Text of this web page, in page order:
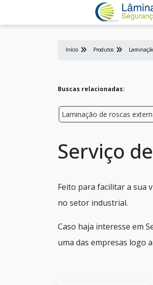
Início Produtos
Buscas relacionadas:
Laminação de roscas
Serviço
Feito para facilitar a sua
no setor industrial.
Caso haja interesse em
uma das empresas logo